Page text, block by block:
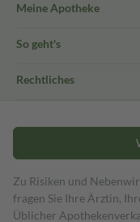
Meine Apotheke
So geht's
Rechtliches
Zu Risiken und
fragen Sie Ihre Ärztin,
Üblicher